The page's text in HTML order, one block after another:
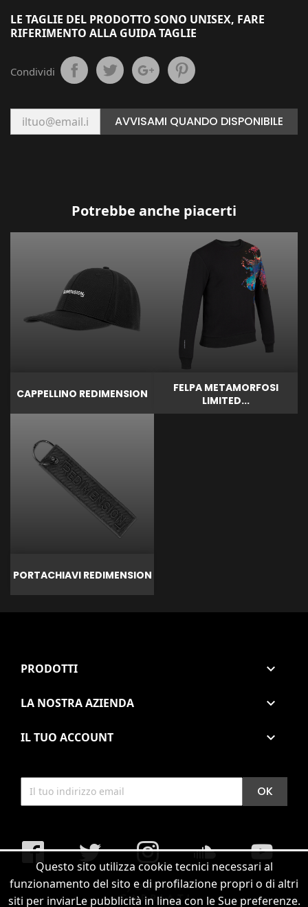
Questo sito utilizza cookie tecnici necessari al
funzionamento del sito e di profilazione propri o di altri
siti per inviarLe pubblicità in linea con le Sue preferenze.
LE TAGLIE DEL PRODOTTO SONO UNISEX, FARE
RIFERIMENTO ALLA GUIDA TAGLIE
Condividi
AVVISAMI QUANDO DISPONIBILE
Potrebbe anche piacerti
CAPPELLINO REDIMENSION
FELPA METAMORFOSI
LIMITED...
PORTACHIAVI REDIMENSION
PRODOTTI 
LA NOSTRA AZIENDA 
IL TUO ACCOUNT 
Facebook Twitter Instagram soundcloud